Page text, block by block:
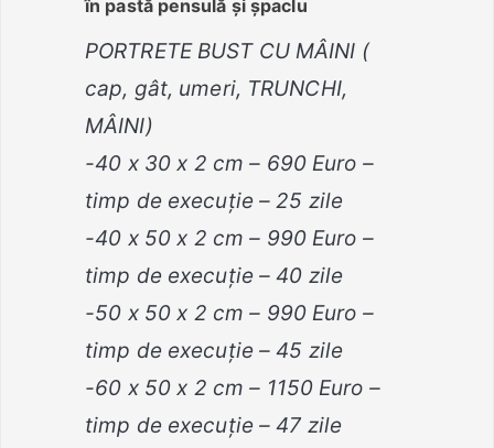
în pastă pensulă și șpaclu
PORTRETE BUST CU MÂINI (
cap, gât, umeri, TRUNCHI,
MÂINI)
-40 x 30 x 2 cm – 690 Euro –
timp de execuție – 25 zile
-40 x 50 x 2 cm – 990 Euro –
timp de execuție – 40 zile
-50 x 50 x 2 cm – 990 Euro –
timp de execuție – 45 zile
-60 x 50 x 2 cm – 1150 Euro –
timp de execuție – 47 zile